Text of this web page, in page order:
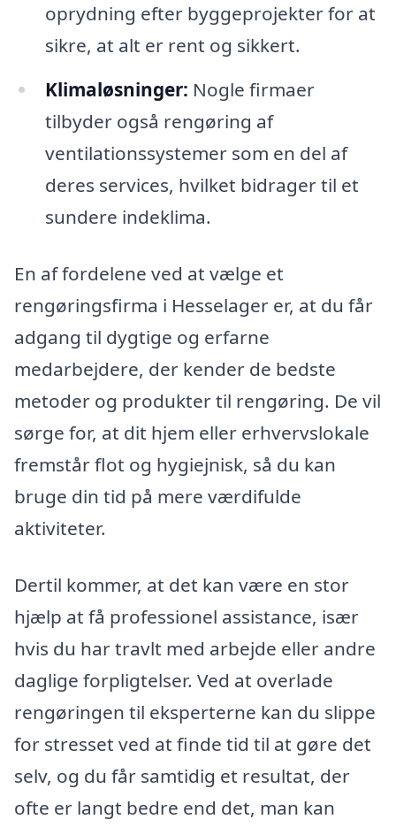
oprydning efter byggeprojekter for at
sikre, at alt er rent og sikkert.
Klimaløsninger: Nogle firmaer
tilbyder også rengøring af
ventilationssystemer som en del af
deres services, hvilket bidrager til et
sundere indeklima.
En af fordelene ved at vælge et
rengøringsfirma i Hesselager er, at du får
adgang til dygtige og erfarne
medarbejdere, der kender de bedste
metoder og produkter til rengøring. De vil
sørge for, at dit hjem eller erhvervslokale
fremstår flot og hygiejnisk, så du kan
bruge din tid på mere værdifulde
aktiviteter.
Dertil kommer, at det kan være en stor
hjælp at få professionel assistance, især
hvis du har travlt med arbejde eller andre
daglige forpligtelser. Ved at overlade
rengøringen til eksperterne kan du slippe
for stresset ved at finde tid til at gøre det
selv, og du får samtidig et resultat, der
ofte er langt bedre end det, man kan